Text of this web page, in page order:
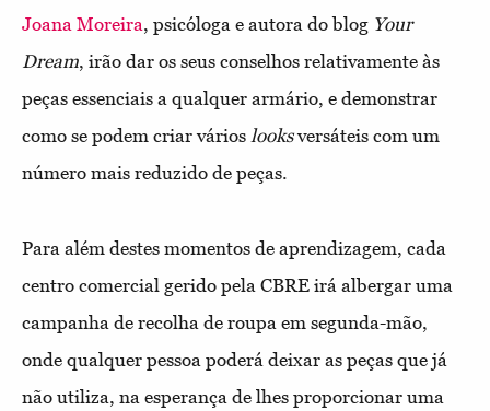
Joana Moreira, psicóloga e autora do blog Your
Dream, irão dar os seus conselhos relativamente às
peças essenciais a qualquer armário, e demonstrar
como se podem criar vários looksversáteis com um
número mais reduzido de peças.
Para além destes momentos de aprendizagem, cada
centro comercial gerido pela CBRE irá albergar uma
campanha de recolha de roupa em segunda-mão,
onde qualquer pessoa poderá deixar as peças que já
não utiliza, na esperança de lhes proporcionar uma